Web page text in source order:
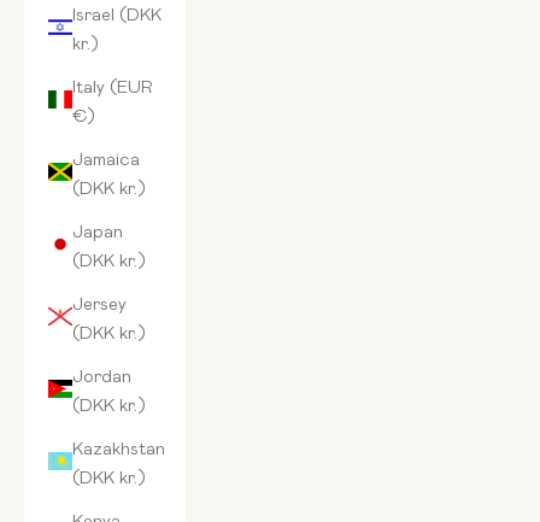
Israel (DKK
kr.)
Italy (EUR
€)
Jamaica
(DKK kr.)
Japan
(DKK kr.)
Jersey
(DKK kr.)
Jordan
(DKK kr.)
Kazakhstan
(DKK kr.)